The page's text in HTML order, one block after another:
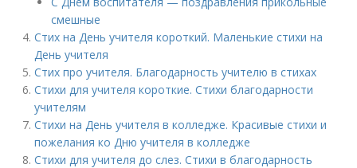
смешные
Стих на День учителя короткий. Маленькие стихи на
День учителя
Стих про учителя. Благодарность учителю в стихах
Стихи для учителя короткие. Стихи благодарности
учителям
Стихи на День учителя в колледже. Красивые стихи и
пожелания ко Дню учителя в колледже
Стихи для учителя до слез. Стихи в благодарность